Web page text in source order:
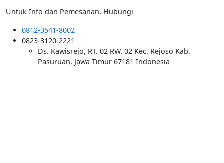
Untuk Info dan Pemesanan, Hubungi
0812-3541-8002
0823-3120-2221
Ds. Kawisrejo, RT. 02 RW. 02 Kec. Rejoso Kab.
Pasuruan, Jawa Timur 67181 Indonesia